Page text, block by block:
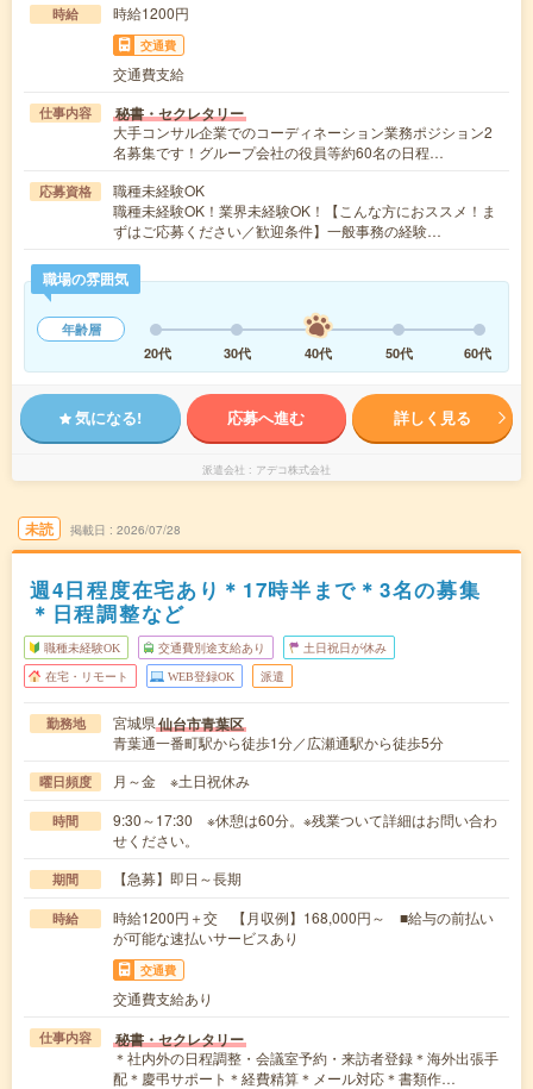
時給 時給1200円
交通費
交通費支給
仕事内容 秘書・セクレタリー
大手コンサル企業でのコーディネーション業務ポジション2
名募集です！グループ会社の役員等約60名の日程…
応募資格
職種未経験OK
職種未経験OK！業界未経験OK！【こんな方におススメ！ま
ずはご応募ください／歓迎条件】一般事務の経験…
職場の雰囲気
年齢層
20代
30代 40代 50代 60代
気になる! 応募へ進む 詳しく見る
派遣会社 アデコ株式会社
未読 掲載日 2026/07/28
週4日程度在宅あり＊17時半まで＊3名の募集
＊日程調整など
職種未経験OK 交通費別途支給あり 土日祝日が休み
在宅・リモート WEB登録OK 派遣
勤務地 宮城県仙台市青葉区
青葉通一番町駅から徒歩1分／広瀬通駅から徒歩5分
曜日頻度 月～金 ※土日祝休み
時間
9:30～17:30 ※休憩は60分。※残業ついて詳細はお問い合わ
せください。
期間 【急募】即日～長期
時給
時給1200円＋交 【月収例】168,000円～ ■給与の前払い
が可能な速払いサービスあり
交通費
交通費支給あり
仕事内容 秘書・セクレタリー
＊社内外の日程調整・会議室予約・来訪者登録＊海外出張手
配＊慶弔サポート＊経費精算＊メール対応＊書類作…